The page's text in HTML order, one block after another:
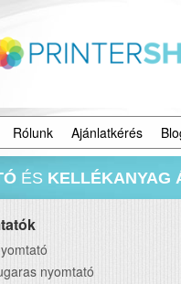
Rólunk Ajánlatkérés
ÉS KELLÉKANYAG
nyomtató